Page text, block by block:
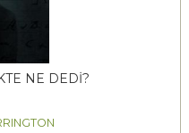
NE DEDİ?